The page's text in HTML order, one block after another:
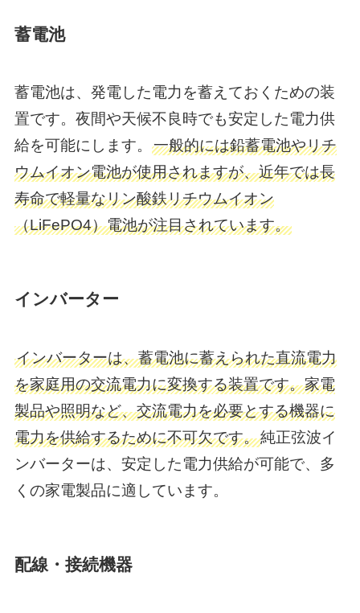
蓄電池
蓄電池は、発電した電力を蓄えておくための装
置です。​夜間や天候不良時でも安定した電力供
給を可能にします。​ 一般的には鉛蓄電池やリチ
ウムイオン電池が使用されますが、近年では長
寿命で軽量なリン酸鉄リチウムイオン
（LiFePO4）電池が注目されています。
インバーター
インバーターは、蓄電池に蓄えられた直流電力
を家庭用の交流電力に変換する装置です。​家電
製品や照明など、交流電力を必要とする機器に
電力を供給するために不可欠です。​純正弦波イ
ンバーターは、安定した電力供給が可能で、多
くの家電製品に適しています。
配線・接続機器